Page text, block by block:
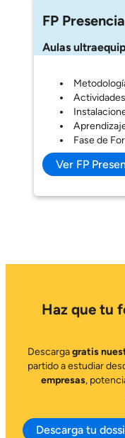
FP
Aulas
Fase de
Ver FP
Haz que tu
Descargagratis
partido a estudiar
empresas,
Descarga tu